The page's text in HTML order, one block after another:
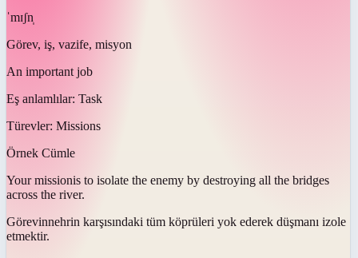
ˈmɪʃn̩
Görev, iş, vazife, misyon
An important job
Eş anlamlılar: Task
Türevler: Missions
Örnek Cümle
Your missionis to isolate the enemy by destroying all the bridges
across the river.
Görevinnehrin karşısındaki tüm köprüleri yok ederek düşmanı izole
etmektir.